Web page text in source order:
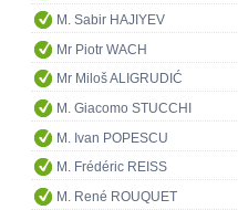
M. Sabir HAJIYEV
Mr Piotr WACH
Mr Miloš ALIGRUDIĆ
M. Giacomo STUCCHI
M. Ivan POPESCU
M. Frédéric REISS
M. René ROUQUET